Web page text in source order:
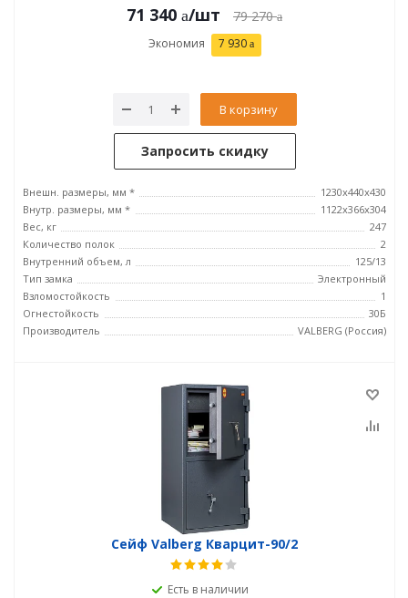
71 340 /шт 79 270
Экономия 7 930
В корзину
Запросить скидку
Внешн. размеры, мм *
1230x440x430
Внутр. размеры, мм *
1122х366х304
Вес, кг
247
Количество полок
2
Внутренний объем, л
125/13
Тип замка
Электронный
Взломостойкость
1
Огнестойкость
30Б
Производитель
VALBERG (Россия)
Сейф Valberg Кварцит-90/2
Есть в наличии